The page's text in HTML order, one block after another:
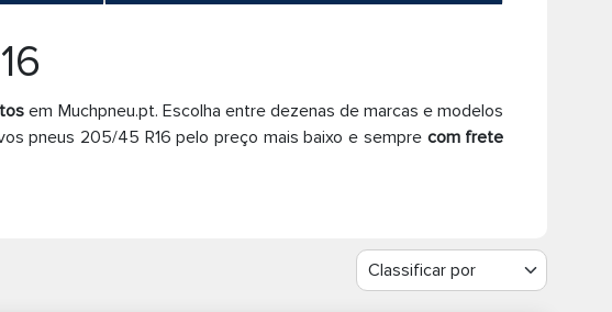
em Muchpneu.pt. Escolha entre dezenas de marcas e modelos
pneus 205/45 R16 pelo preço mais baixo e sempre com frete